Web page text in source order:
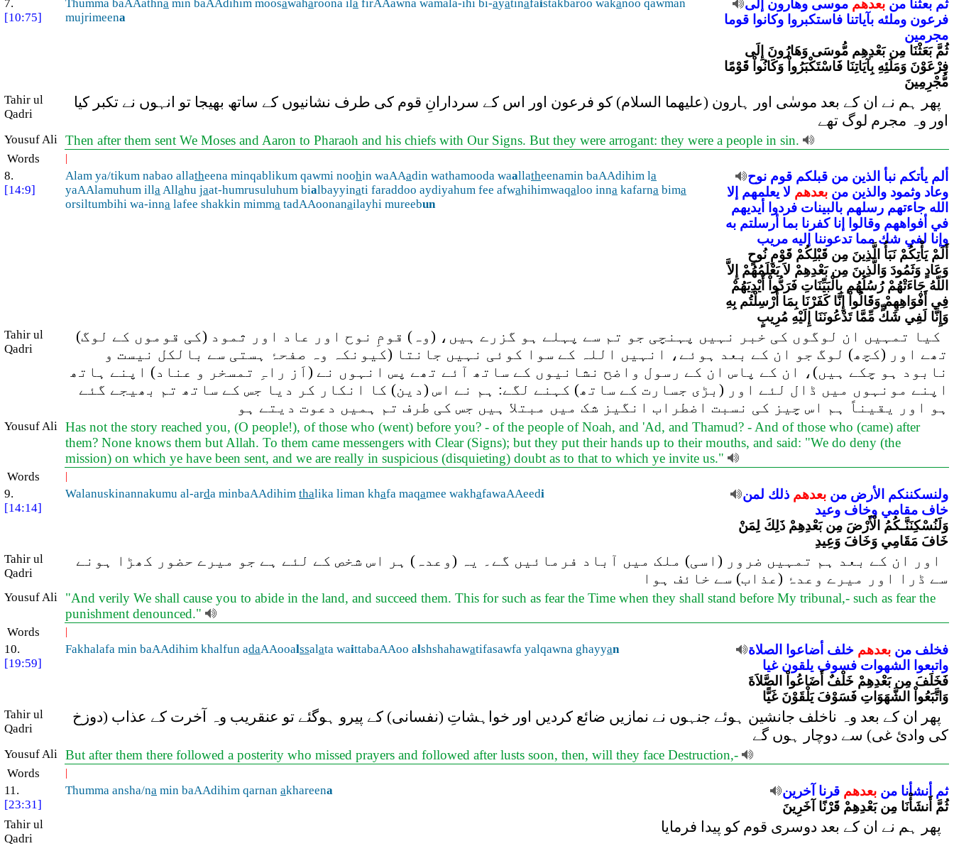
7.
[10:75]
Thumma baAAathna min baAAdihim moosawaharoona ila firAAawna wamala-ihi bi-ayatinafaistakbaroo wakanoo qawman
mujrimeena
ثم بعثنا من بعدهم موسى وهارون إلى
فرعون وملئه بآياتنا فاستكبروا وكانوا قوما
مجرمين
ثُمَّ بَعَثْنَا مِن بَعْدِهِم مُّوسَى وَهَارُونَ إِلَى
فِرْعَوْنَ وَمَلَئِهِ بِآيَاتِنَا فَاسْتَكْبَرُواْ وَكَانُواْ قَوْمًا
مُّجْرِمِينَ
Tahir ul
Qadri
پھر ہم نے ان کے بعد موسٰی اور ہارون (علیھما السلام) کو فرعون اور اس کے سردارانِ قوم کی طرف نشانیوں کے ساتھ بھیجا تو انہوں نے تکبر کیا
اور وہ مجرم لوگ تھے
Yousuf Ali Then after them sent We Moses and Aaron to Pharaoh and his chiefs with Our Signs. But they were arrogant: they were a people in sin.
Words |
8.
[14:9]
Alam ya/tikum nabao allatheena minqablikum qawmi noohin waAAadin wathamooda waallatheenamin baAAdihim la
yaAAlamuhum illaAllahu jaat-humrusuluhum bialbayyinati faraddoo aydiyahum fee afwahihimwaqaloo inna kafarna bima
orsiltumbihi wa-inna lafee shakkin mimma tadAAoonanailayhi mureebun
ألم يأتكم نبأ الذين من قبلكم قوم نوح
وعاد وثمود والذين من بعدهم لا يعلمهم
إلا
الله جاءتهم رسلهم بالبينات فردوا
أيديهم
في أفواههم وقالوا إنا كفرنا بما أرسلتم به
وإنا لفي شك مما تدعوننا إليه مريب
أَلَمْ يَأْتِكُمْ نَبَأُ الَّذِينَ مِن قَبْلِكُمْ قَوْمِ نُوحٍ
وَعَادٍ وَثَمُودَ وَالَّذِينَ مِن بَعْدِهِمْ لاَ يَعْلَمُهُمْ إِلاَّ
اللّهُ جَاءَتْهُمْ رُسُلُهُم بِالْبَيِّنَاتِ فَرَدُّواْ أَيْدِيَهُمْ
فِي أَفْوَاهِهِمْ وَقَالُواْ إِنَّا كَفَرْنَا بِمَا أُرْسِلْتُم بِهِ
وَإِنَّا لَفِي شَكٍّ مِّمَّا تَدْعُونَنَا إِلَيْهِ مُرِيبٍ
Tahir ul
Qadri
کیا تمہیں ان لوگوں کی خبر نہیں پہنچی جو تم سے پہلے ہو گزرے ہیں، (وہ) قومِ نوح اور عاد اور ثمود (کی قوموں کے لوگ)
تھے اور (کچھ) لوگ جو ان کے بعد ہوئے، انہیں اللہ کے سوا کوئی نہیں جانتا (کیونکہ وہ صفحۂ ہستی سے بالکل نیست و
نابود ہو چکے ہیں)، ان کے پاس ان کے رسول واضح نشانیوں کے ساتھ آئے تھے پس انہوں نے (اَز راہِ تمسخر و عناد) اپنے ہاتھ
اپنے مونہوں میں ڈال لئے اور (بڑی جسارت کے ساتھ) کہنے لگے: ہم نے اس (دین) کا انکار کر دیا جس کے ساتھ تم بھیجے گئے
ہو اور یقیناً ہم اس چیز کی نسبت اضطراب انگیز شک میں مبتلا ہیں جس کی طرف تم ہمیں دعوت دیتے ہو
Yousuf Ali Has not the story reached you, (O people!), of those who (went) before you? - of the people of Noah, and 'Ad, and Thamud? - And of those who (came) after
them? None knows them but Allah. To them came messengers with Clear (Signs); but they put their hands up to their mouths, and said: "We do deny (the
mission) on which ye have been sent, and we are really in suspicious (disquieting) doubt as to that to which ye invite us."
Words |
9.
[14:14]
Walanuskinannakumu al-arda minbaAAdihim thalika liman khafa maqamee wakhafawaAAeedi ولنسكننكم الأرض من بعدهم ذلك لمن
خاف مقامي وخاف وعيد
وَلَنُسْكِنَنَّـكُمُ الْأَرْضَ مِن بَعْدِهِمْ ذَلِكَ لِمَنْ
خَافَ مَقَامِي وَخَافَ وَعِيدِ
Tahir ul
Qadri
اور ان کے بعد ہم تمہیں ضرور (اسی) ملک میں آباد فرمائیں گے۔ یہ (وعدہ) ہر اس شخص کے لئے ہے جو میرے حضور کھڑا ہونے
سے ڈرا اور میرے وعدۂ (عذاب) سے خائف ہوا
Yousuf Ali
"And verily We shall cause you to abide in the land, and succeed them. This for such as fear the Time when they shall stand before My tribunal,- such as fear the
punishment denounced."
Words |
10.
[19:59]
Fakhalafa min baAAdihim khalfun adaAAooalssalata waittabaAAoo alshshahawatifasawfa yalqawna ghayyan فخلف من بعدهم خلف أضاعوا
الصلاة
واتبعوا
الشهوات فسوف يلقون غيا
فَخَلَفَ مِن بَعْدِهِمْ خَلْفٌ أَضَاعُواْ الصَّلاَةَ
وَاتَّبَعُواْ الشَّهَوَاتِ فَسَوْفَ يَلْقَوْنَ غَيًّا
Tahir ul
Qadri
پھر ان کے بعد وہ ناخلف جانشین ہوئے جنہوں نے نمازیں ضائع کردیں اور خواہشاتِ (نفسانی) کے پیرو ہوگئے تو عنقریب وہ آخرت کے عذاب (دوزخ
کی وادئ غی) سے دوچار ہوں گے
Yousuf Ali But after them there followed a posterity who missed prayers and followed after lusts soon, then, will they face Destruction,-
Words |
11.
[23:31]
Thumma ansha/na min baAAdihim qarnan akhareena ثم أنشأنا من بعدهم قرنا آخرين
ثُمَّ أَنشَأْنَا مِن بَعْدِهِمْ قَرْنًا آخَرِينَ
Tahir ul
Qadri
پھر ہم نے ان کے بعد دوسری قوم کو پیدا فرمایا